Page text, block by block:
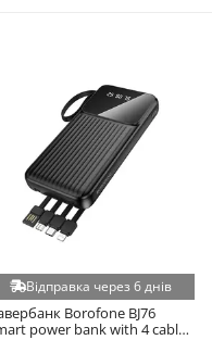
Відправка через 6 днів
Borofone BJ76
power bank with 4 cables